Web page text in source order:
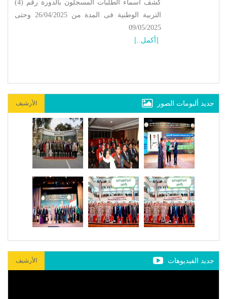
كشف أسماء الطلبات المسجلون بالدورة رقم (4)
التربية الوطنية فى المدة من 26/04/2025 وحتى
09/05/2025
[أكمل..]
جديد ألبومات الصور الأرشيف
جديد الفيديوهات الأرشيف